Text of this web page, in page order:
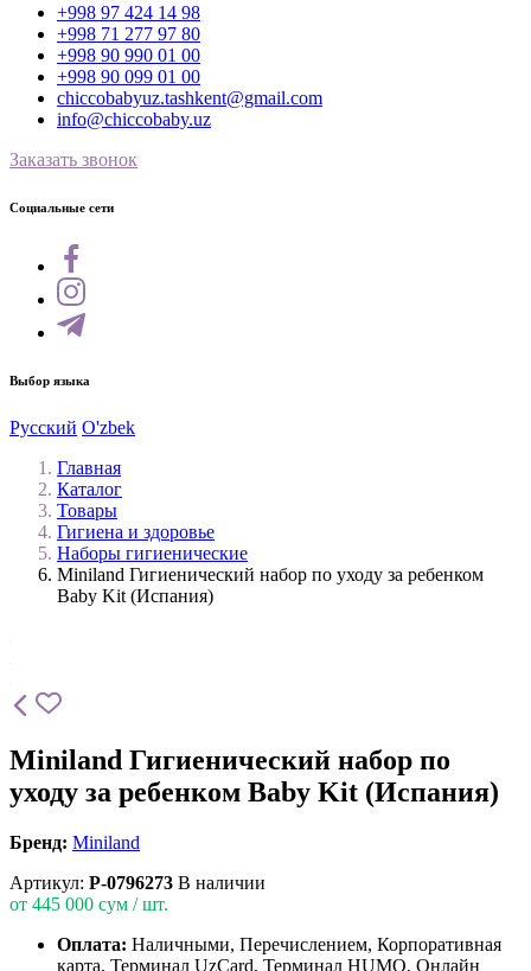
+998 97 424 14 98
+998 71 277 97 80
+998 90 990 01 00
+998 90 099 01 00
chiccobabyuz.tashkent@gmail.com
info@chiccobaby.uz
Заказать звонок
Социальные сети
Выбор языка
Русский O'zbek
Главная
Каталог
Товары
Гигиена и здоровье
Наборы гигиенические
Miniland Гигиенический набор по уходу за ребенком
Baby Kit (Испания)
Miniland Гигиенический набор по
уходу за ребенком Baby Kit (Испания)
Бренд: Miniland
Артикул: P-0796273 В наличии
от 445 000 сум / шт.
Оплата: Наличными, Перечислением, Корпоративная
карта, Терминал UzCard, Терминал HUMO, Онлайн